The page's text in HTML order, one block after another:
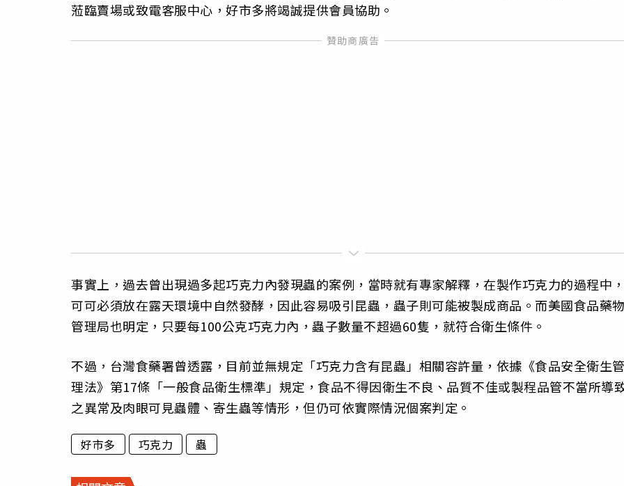
蒞臨賣場或致電客服中心，好市多將竭誠提供會員協助。
事實上，過去曾出現過多起巧克力內發現蟲的案例，當時就有專家解釋，在製作巧克力的過程中
可可必須放在露天環境中自然發酵，因此容易吸引昆蟲，蟲子則可能被製成商品。而美國食品藥
管理局也明定，只要每100公克巧克力內，蟲子數量不超過60隻，就符合衛生條件。
不過，台灣食藥署曾透露，目前並無規定「巧克力含有昆蟲」相關容許量，依據《食品安全衛生
理法》第17條「一般食品衛生標準」規定，食品不得因衛生不良、品質不佳或製程品管不當所導
之異常及肉眼可見蟲體、寄生蟲等情形，但仍可依實際情況個案判定。
好市多 巧克力 蟲